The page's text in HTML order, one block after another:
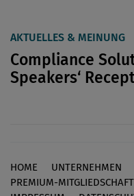
AKTUELLES & MEINUNG
Compliance
Speakers‘
Footer
HOME UNTERNEHMEN
PREMIUM-MITGLIEDSCHAFT